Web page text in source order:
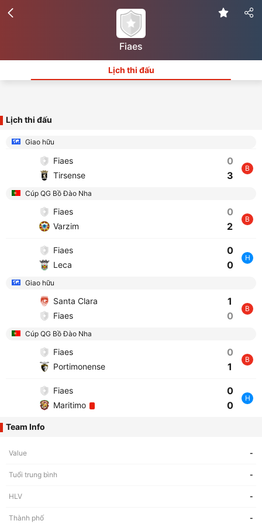
Fiaes
Lịch thi đấu
Lịch thi đấu
Giao hữu
Fiaes
Tirsense
0
3
B
Cúp QG Bồ Đào Nha
Fiaes
Varzim
0
2
B
Fiaes
Leca
0
0
H
Giao hữu
Santa Clara
Fiaes
1
0
B
Cúp QG Bồ Đào Nha
Fiaes
Portimonense
0
1
B
Fiaes
Maritimo
0
0
H
Team Info
Value -
Tuổi trung bình -
HLV -
Thành phố -